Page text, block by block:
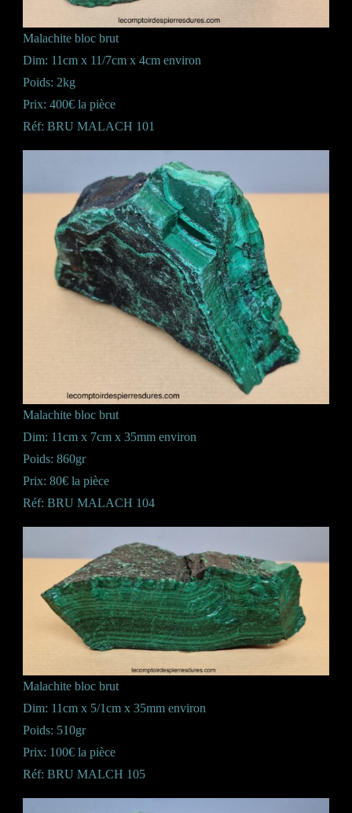
Malachite bloc brut
Dim: 11cm x 11/7cm x 4cm environ
Poids: 2kg
Prix: 400€ la pièce
Réf: BRU MALACH 101
Malachite bloc brut
Dim: 11cm x 7cm x 35mm environ
Poids: 860gr
Prix: 80€ la pièce
Réf: BRU MALACH 104
Malachite bloc brut
Dim: 11cm x 5/1cm x 35mm environ
Poids: 510gr
Prix: 100€ la pièce
Réf: BRU MALCH 105